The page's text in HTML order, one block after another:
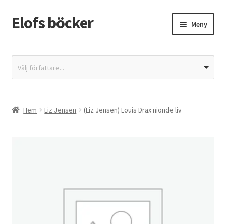
Hoppa
till
Hoppa
till
Elofs böcker Meny
Återbetalnings- och returpolicy
Välj författare...
Hem Liz Jensen (Liz Jensen) Louis Drax nionde liv